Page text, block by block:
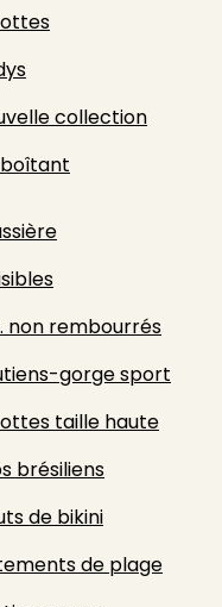
collection
non rembourrés
gorge sport
taille haute
brésiliens
de bikini
de plage